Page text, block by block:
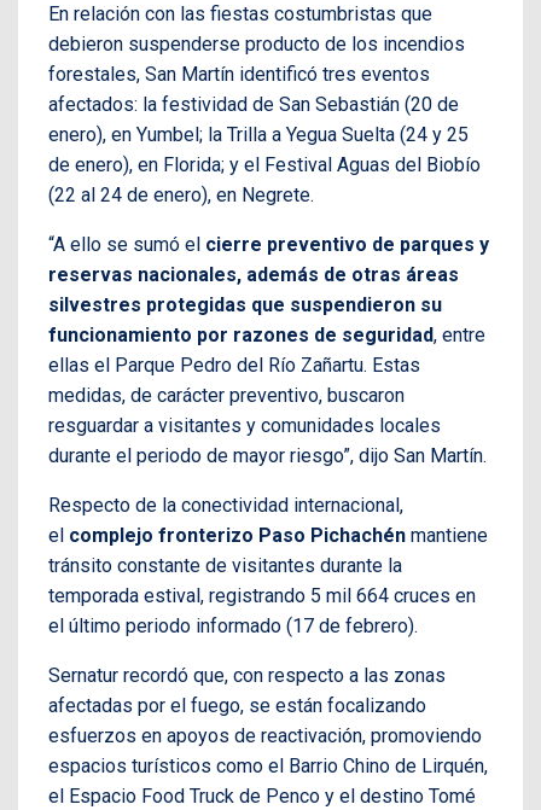
En relación con las fiestas costumbristas que
debieron suspenderse producto de los incendios
forestales, San Martín identificó tres eventos
afectados: la festividad de San Sebastián (20 de
enero), en Yumbel; la Trilla a Yegua Suelta (24 y 25
de enero), en Florida; y el Festival Aguas del Biobío
(22 al 24 de enero), en Negrete.
“A ello se sumó el cierre preventivo de parques y
reservas nacionales, además de otras áreas
silvestres protegidas que suspendieron su
funcionamiento por razones de seguridad, entre
ellas el Parque Pedro del Río Zañartu. Estas
medidas, de carácter preventivo, buscaron
resguardar a visitantes y comunidades locales
durante el periodo de mayor riesgo”, dijo San Martín.
Respecto de la conectividad internacional,
el complejo fronterizo Paso Pichachén mantiene
tránsito constante de visitantes durante la
temporada estival, registrando 5 mil 664 cruces en
el último periodo informado (17 de febrero).
Sernatur recordó que, con respecto a las zonas
afectadas por el fuego, se están focalizando
esfuerzos en apoyos de reactivación, promoviendo
espacios turísticos como el Barrio Chino de Lirquén,
el Espacio Food Truck de Penco y el destino Tomé